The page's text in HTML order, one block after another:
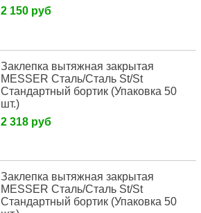
2 150 руб
Заклепка вытяжная закрытая
MESSER Сталь/Сталь St/St
Стандартный бортик (Упаковка 50
шт.)
2 318 руб
Заклепка вытяжная закрытая
MESSER Сталь/Сталь St/St
Стандартный бортик (Упаковка 50